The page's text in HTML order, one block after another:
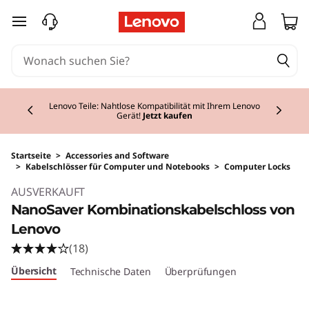
zum Hauptinhalt springen
Lenovo Teile: Nahtlose Kompatibilität mit Ihrem Lenovo
Gerät! Jetzt kaufen
Startseite > Accessories and Software
> Kabelschlösser für Computer und Notebooks > Computer Locks
AUSVERKAUFT
NanoSaver Kombinationskabelschloss von
Lenovo
(18)
Übersicht Technische Daten Überprüfungen